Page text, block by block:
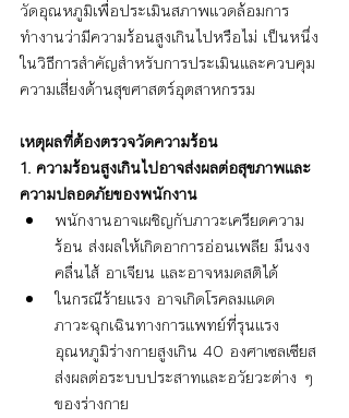
วัดอุณหภูมิเพื่อประเมินสภาพแวดล้อมการ
ทำงานว่ามีความร้อนสูงเกินไปหรือไม่ เป็นหนึ่ง
ในวิธีการสำคัญสำหรับการประเมินและควบคุม
ความเสี่ยงด้านสุขศาสตร์อุตสาหกรรม
เหตุผลที่ต้องตรวจวัดความร้อน
1. ความร้อนสูงเกินไปอาจส่งผลต่อสุขภาพและ
ความปลอดภัยของพนักงาน
พนักงานอาจเผชิญกับภาวะเครียดความ
ร้อน ส่งผลให้เกิดอาการอ่อนเพลีย มึนงง
คลื่นไส้ อาเจียน และอาจหมดสติได้
ในกรณีร้ายแรง อาจเกิดโรคลมแดด
ภาวะฉุกเฉินทางการแพทย์ที่รุนแรง
อุณหภูมิร่างกายสูงเกิน 40 องศาเซลเซียส
ส่งผลต่อระบบประสาทและอวัยวะต่าง ๆ
ของร่างกาย